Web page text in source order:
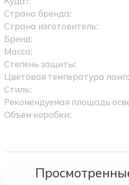
Страна бренда:
Страна изготовитель:
Бренд:
Масса:
Степень защиты:
Цветовая температура ламп:
Стиль:
Рекомендуемая площадь
Объем коробки: